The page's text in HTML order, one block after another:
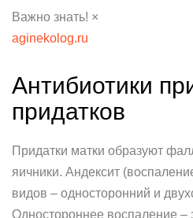
Важно знать! ×
aginekolog.ru
Антибиотики
придатков
Придатки матки образуют
яичники. Андексит
видов – односторонний и
Одностороннее воспаление –